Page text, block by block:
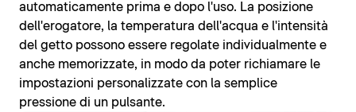
automaticamente prima e dopo l'uso. La posizione
dell'erogatore, la temperatura dell'acqua e l'intensità
del getto possono essere regolate individualmente e
anche memorizzate, in modo da poter richiamare le
impostazioni personalizzate con la semplice
pressione di un pulsante.